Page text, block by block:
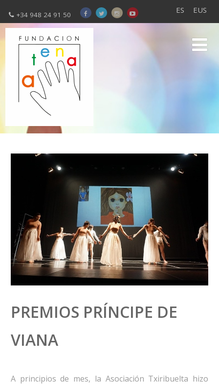
ES EUS
+34 948 24 91 50
PREMIOS PRÍNCIPE DE
VIANA
A principios de mes, la Asociación Txiribuelta hizo